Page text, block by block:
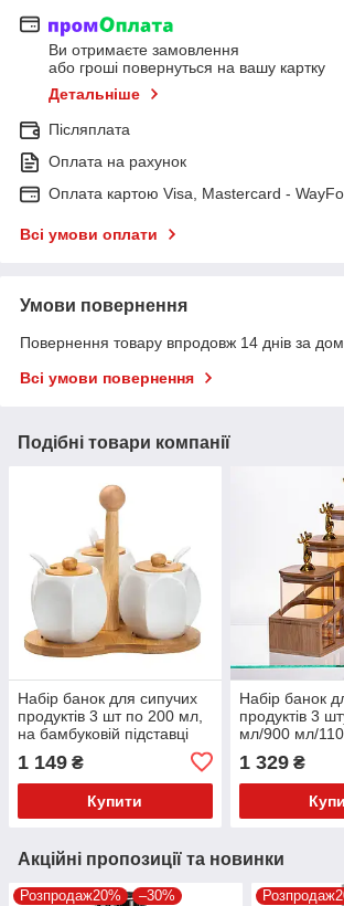
Ви отримаєте замовлення
або гроші повернуться на вашу картку
Детальніше
Післяплата
Оплата на рахунок
Оплата картою Visa, Mastercard -
Всі умови оплати
Умови повернення
Повернення товару впродовж 14 днів за
Всі умови повернення
Подібні товари компанії
Набір банок для сипучих
продуктів 3 шт по 200 мл,
на бамбуковій підставці
1 149 ₴
Купити
Набір банок
продуктів 3
мл/900 мл/
64486-58
1 329₴
Акційні пропозиції та новинки
Розпродаж20% –30%